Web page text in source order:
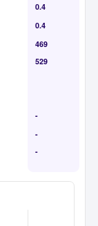
0.4
0.4
469
529
-
-
-